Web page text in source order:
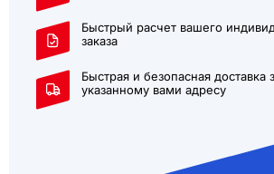
Быстрый расчет вашего
заказа
Быстрая и безопасная доставка
указанному вами адресу